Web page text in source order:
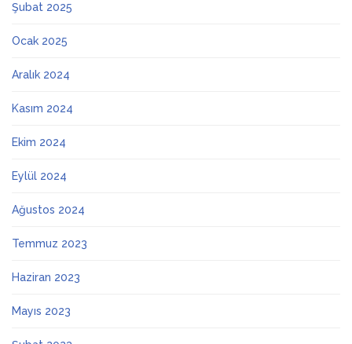
Şubat 2025
Ocak 2025
Aralık 2024
Kasım 2024
Ekim 2024
Eylül 2024
Ağustos 2024
Temmuz 2023
Haziran 2023
Mayıs 2023